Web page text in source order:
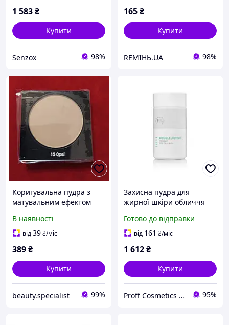
1 583₴
Купити
Senzox 98%
165₴
Купити
REMIНЬ.UA 98%
Коригувальна пудра з
матувальним ефектом
Dermablend Covermatte
SPF 25 15 тон
В наявності
від39₴/міс
389₴
Купити
beauty.specialist 99%
Захисна пудра для
жирної шкіри обличчя
Powder Holy Land, 45 мл
Готово до відправки
від 161 ₴/міс
1 612₴
Купити
Proff Cosmetics - професійна косметика провідних брендів світу 95%